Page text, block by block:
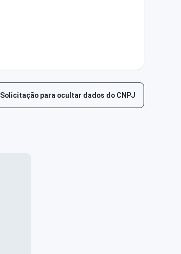
Solicitação para ocultar dados do CNPJ